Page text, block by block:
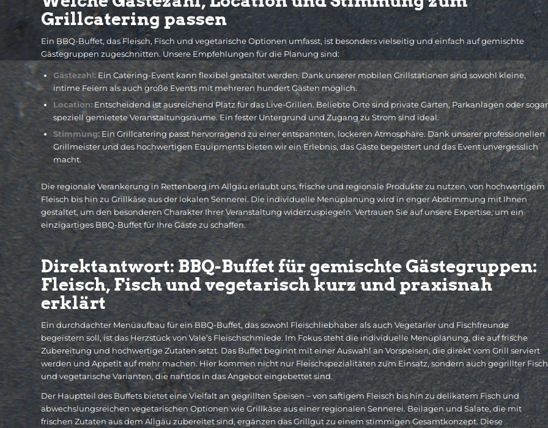
Grillcatering passen
Ein BBQ-Buffet, das Fleisch, Fisch und vegetarische Optionen umfasst, ist besonders vielseitig und einfach auf gemischte
Gästegruppen zugeschnitten. Unsere Empfehlungen für die Planung sind:
Gästezahl: Ein Catering-Event kann flexibel gestaltet werden. Dank unserer mobilen Grillstationen sind sowohl kleine,
intime Feiern als auch große Events mit mehreren hundert Gästen möglich.
Location: Entscheidend ist ausreichend Platz für das Live-Grillen. Beliebte Orte sind private Gärten, Parkanlagen oder sogar
speziell gemietete Veranstaltungsräume. Ein fester Untergrund und Zugang zu Strom sind ideal.
Stimmung: Ein Grillcatering passt hervorragend zu einer entspannten, lockeren Atmosphäre. Dank unserer professionellen
Grillmeister und des hochwertigen Equipments bieten wir ein Erlebnis, das Gäste begeistert und das Event unvergesslich
macht.
Die regionale Verankerung in Rettenberg im Allgäu erlaubt uns, frische und regionale Produkte zu nutzen, von hochwertigem
Fleisch bis hin zu Grillkäse aus der lokalen Sennerei. Die individuelle Menüplanung wird in enger Abstimmung mit Ihnen
gestaltet, um den besonderen Charakter Ihrer Veranstaltung widerzuspiegeln. Vertrauen Sie auf unsere Expertise, um ein
einzigartiges BBQ-Buffet für Ihre Gäste zu schaffen.
Direktantwort: BBQ-Buffet für gemischte Gästegruppen:
Fleisch, Fisch und vegetarisch kurz und praxisnah
erklärt
Ein durchdachter Menüaufbau für ein BBQ-Buffet, das sowohl Fleischliebhaber als auch Vegetarier und Fischfreunde
begeistern soll, ist das Herzstück von Vale’s Fleischschmiede. Im Fokus steht die individuelle Menüplanung, die auf frische
Zubereitung und hochwertige Zutaten setzt. Das Buffet beginnt mit einer Auswahl an Vorspeisen, die direkt vom Grill serviert
werden und Appetit auf mehr machen. Hier kommen nicht nur Fleischspezialitäten zum Einsatz, sondern auch gegrillter Fisch
und vegetarische Varianten, die nahtlos in das Angebot eingebettet sind.
Der Hauptteil des Buffets bietet eine Vielfalt an gegrillten Speisen – von saftigem Fleisch bis hin zu delikatem Fisch und
abwechslungsreichen vegetarischen Optionen wie Grillkäse aus einer regionalen Sennerei. Beilagen und Salate, die mit
frischen Zutaten aus dem Allgäu zubereitet sind, ergänzen das Grillgut zu einem stimmigen Gesamtkonzept. Diese